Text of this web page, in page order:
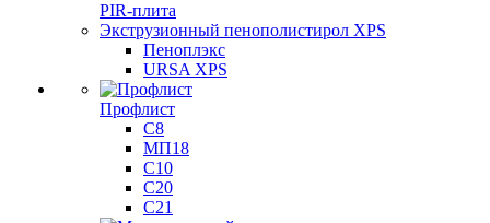
PIR-плита
Экструзионный пенополистирол XPS
Пеноплэкс
URSA XPS
Профлист
С8
МП18
С10
С20
С21